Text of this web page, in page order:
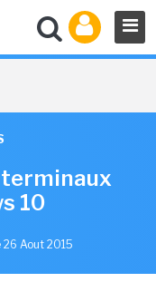
10
26 Aout 2015